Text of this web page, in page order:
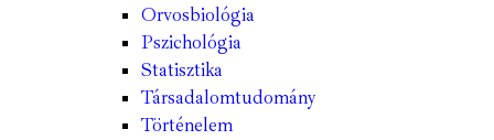
Orvosbiológia
Pszichológia
Statisztika
Társadalomtudomány
Történelem